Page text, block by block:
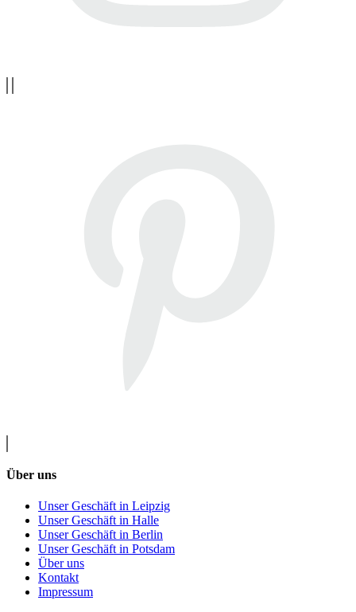
Über uns
Unser Geschäft in Leipzig
Unser Geschäft in Halle
Unser Geschäft in Berlin
Unser Geschäft in Potsdam
Über uns
Kontakt
Impressum